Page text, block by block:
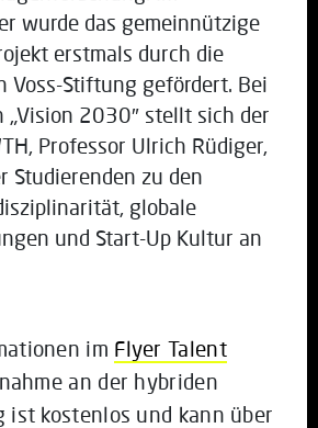
wurde das gemeinnützige
erstmals durch die
Voss-Stiftung gefördert. Bei
„Vision 2030″ stellt sich der
Professor Ulrich Rüdiger,
Studierenden zu den
globale
und Start-Up Kultur an
im Flyer Talent
an der hybriden
ist kostenlos und kann über